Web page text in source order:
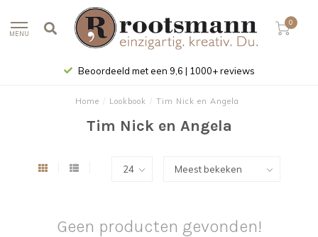
MENU
0
Beoordeeld met een 9,6 | 1000+ reviews
Home / Lookbook / Tim Nick en Angela
Tim Nick en Angela
Geen producten gevonden!